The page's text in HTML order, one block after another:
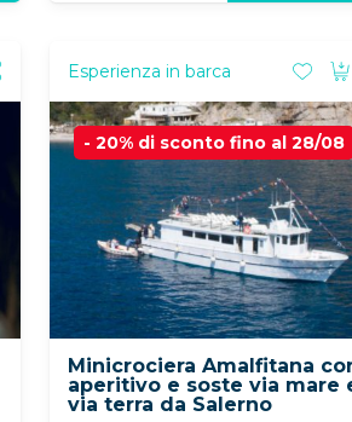
Esperienza in barca
- 20% di sconto fino al 28/08
Minicrociera Amalfitana
aperitivo e soste via mare
via terra da Salerno